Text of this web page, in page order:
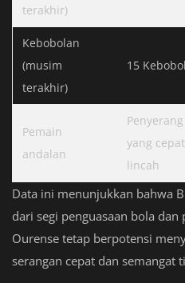
terakhir)
Kebobolan
(musim
terakhir)
15
Pemain
andalan
yang cepat
lincah
Data ini menunjukkan bahwa
dari segi penguasaan bola
Ourense tetap berpotensi
serangan cepat dan semangat